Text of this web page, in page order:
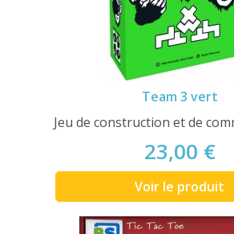
Team 3 vert
Jeu de construction et de
23,00 €
Voir le produit